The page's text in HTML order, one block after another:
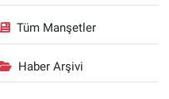
Tüm Manşetler
Haber Arşivi